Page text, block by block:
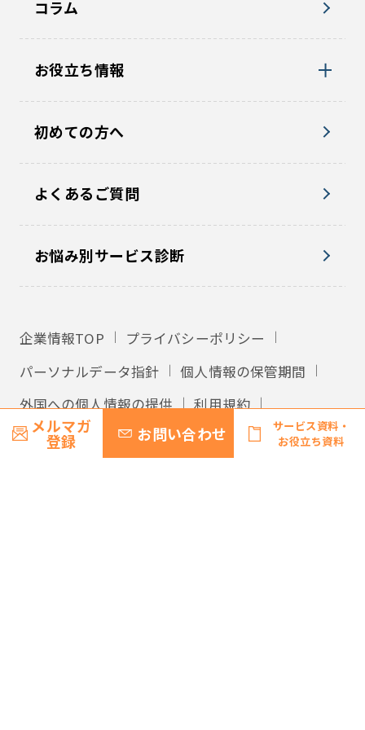
メルマガ
登録 お問い合わせ
サービス資料・
お役立ち資料
コラム
お役立ち情報
初めての方へ
よくあるご質問
お悩み別サービス診断
企業情報TOP
プライバシーポリシー
パーソナルデータ指針
個人情報の保管期間
外国への個人情報の提供
利用規約
サイトマップ